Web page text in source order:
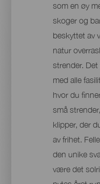
som en øy
skoger og
beskyttet av
natur
strender.
med alle
hvor du
små
klipper, der
av frihet.
den unike
være det